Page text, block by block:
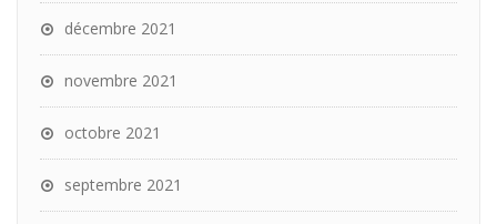
décembre 2021
novembre 2021
octobre 2021
septembre 2021